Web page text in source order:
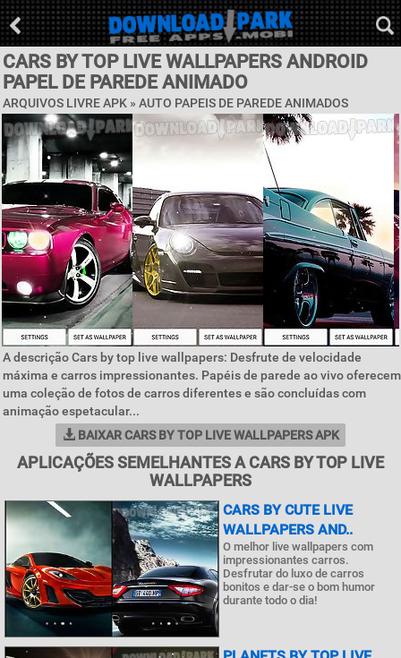
CARS BY TOP LIVE WALLPAPERS ANDROID
PAPEL DE PAREDE ANIMADO
ARQUIVOS LIVRE APK » AUTO PAPEIS DE PAREDE ANIMADOS
A descrição Cars by top live wallpapers: Desfrute de velocidade
máxima e carros impressionantes. Papéis de parede ao vivo oferecem
uma coleção de fotos de carros diferentes e são concluídas com
animação espetacular...
BAIXAR CARS BY TOP LIVE WALLPAPERS APK
APLICAÇÕES SEMELHANTES A CARS BY TOP LIVE
WALLPAPERS
CARS BY CUTE LIVE
WALLPAPERS AND..
O melhor live wallpapers com
impressionantes carros.
Desfrutar do luxo de carros
bonitos e dar-se o bom humor
durante todo o dia!